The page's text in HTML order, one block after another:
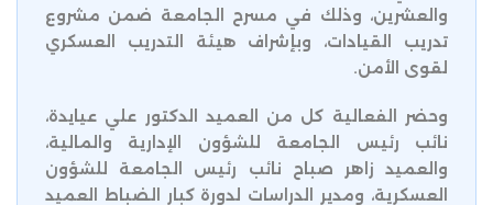
والعشرين، وذلك في مسرح الجامعة ضمن مشروع
تدريب القيادات، وبإشراف هيئة التدريب العسكري
لقوى الأمن.
وحضر الفعالية كل من العميد الدكتور علي عيايدة،
نائب رئيس الجامعة للشؤون الإدارية والمالية،
والعميد زاهر صباح نائب رئيس الجامعة للشؤون
العسكرية، ومدير الدراسات لدورة كبار الضباط العميد